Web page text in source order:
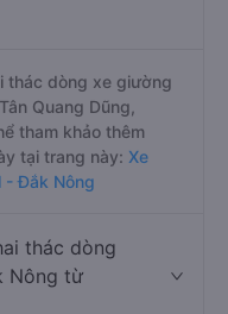
thác dòng xe giường
Quang Dũng,
tham khảo thêm
tại trang này: Xe
- Đắk Nông
thác dòng
Nông từ